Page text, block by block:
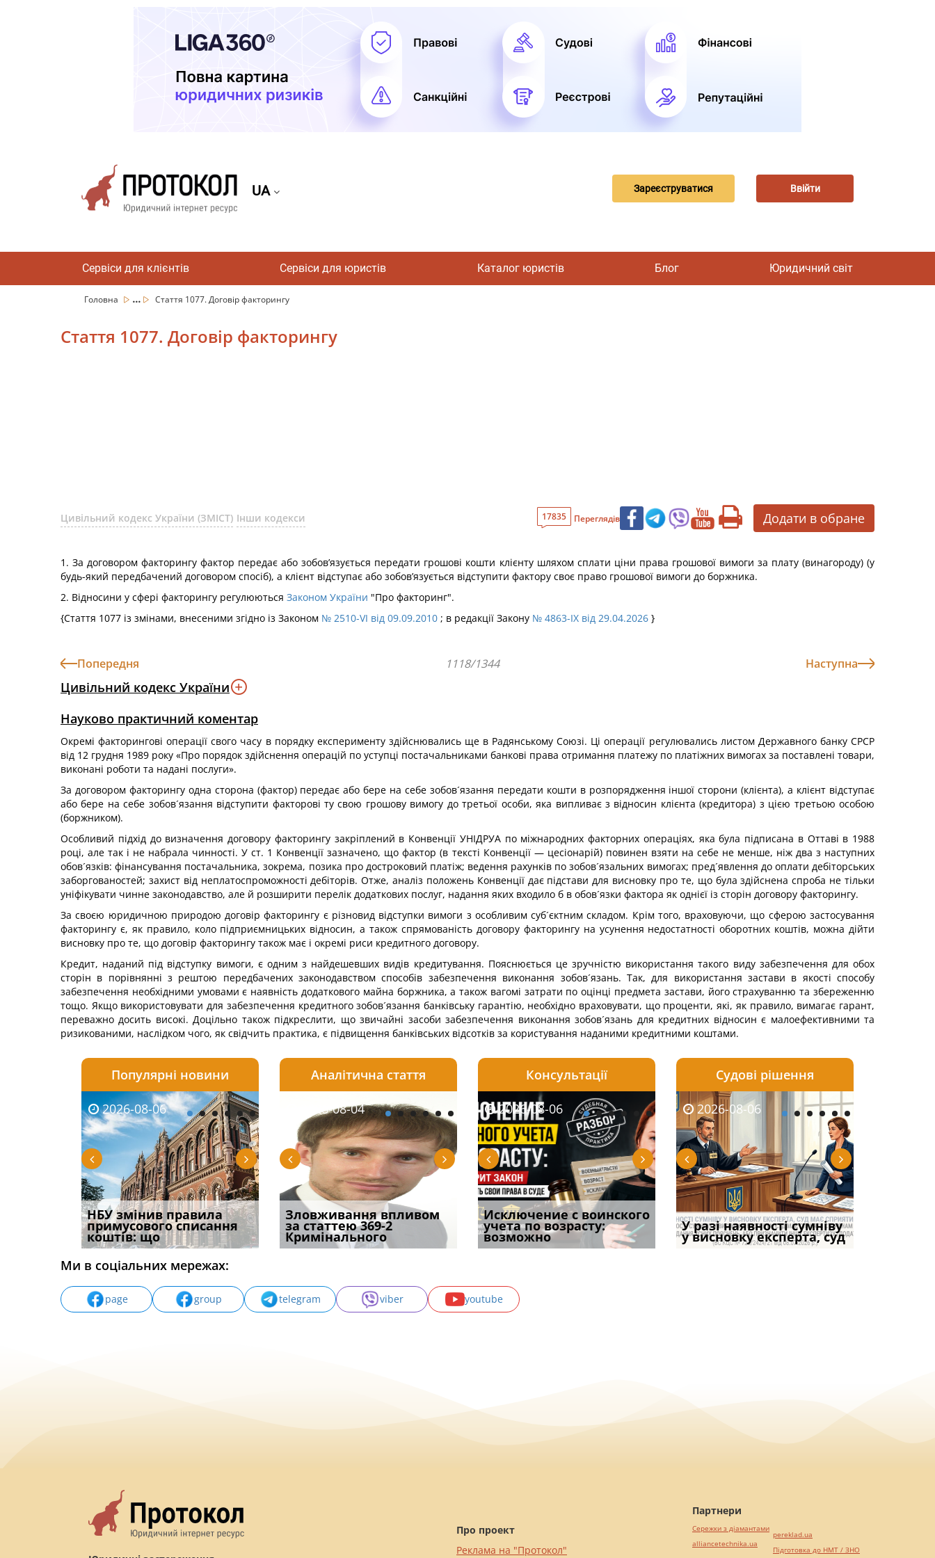
UA Зареєструватися Ввійти
Сервіси для клієнтів Сервіси для юристів Каталог юристів Блог Юридичний світ
Головна ... Стаття 1077. Договір факторингу
Стаття 1077. Договір факторингу
Цивільний кодекс України (ЗМІСТ) Інши кодекси 17835 Переглядів Додати в обране
1. За договором факторингу фактор передає або зобов’язується передати грошові кошти клієнту шляхом сплати ціни права грошової вимоги за плату (винагороду) (у
будь-який передбачений договором спосіб), а клієнт відступає або зобов’язується відступити фактору своє право грошової вимоги до боржника.
2. Відносини у сфері факторингу регулюються Законом України "Про факторинг".
{Стаття 1077 із змінами, внесеними згідно із Законом № 2510-VI від 09.09.2010 ; в редакції Закону № 4863-IX від 29.04.2026 }
Попередня 1118/1344 Наступна
Цивільний кодекс України
Науково практичний коментар
Окремі факторингові операції свого часу в порядку експерименту здійснювались ще в Радянському Союзі. Ці операції регулювались листом Державного банку СРСР
від 12 грудня 1989 року «Про порядок здійснення операцій по уступці постачальниками банкові права отримання платежу по платіжних вимогах за поставлені товари,
виконані роботи та надані послуги».
За договором факторингу одна сторона (фактор) передає або бере на себе зобов´язання передати кошти в розпорядження іншої сторони (клієнта), а клієнт відступає
або бере на себе зобов´язання відступити факторові ту свою грошову вимогу до третьої особи, яка випливає з відносин клієнта (кредитора) з цією третьою особою
(боржником).
Особливий підхід до визначення договору факторингу закріплений в Конвенції УНІДРУА по міжнародних факторних операціях, яка була підписана в Оттаві в 1988
році, але так і не набрала чинності. У ст. 1 Конвенції зазначено, що фактор (в тексті Конвенції — цесіонарій) повинен взяти на себе не менше, ніж два з наступних
обов´язків: фінансування постачальника, зокрема, позика про достроковий платіж; ведення рахунків по зобов´язальних вимогах; пред´явлення до оплати дебіторських
заборгованостей; захист від неплатоспроможності дебіторів. Отже, аналіз положень Конвенції дає підстави для висновку про те, що була здійснена спроба не тільки
уніфікувати чинне законодавство, але й розширити перелік додаткових послуг, надання яких входило б в обов´язки фактора як однієї із сторін договору факторингу.
За своєю юридичною природою договір факторингу є різновид відступки вимоги з особливим суб´єктним складом. Крім того, враховуючи, що сферою застосування
факторингу є, як правило, коло підприємницьких відносин, а також спрямованість договору факторингу на усунення недостатності оборотних коштів, можна дійти
висновку про те, що договір факторингу також має і окремі риси кредитного договору.
Кредит, наданий під відступку вимоги, є одним з найдешевших видів кредитування. Пояснюється це зручністю використання такого виду забезпечення для обох
сторін в порівнянні з рештою передбачених законодавством способів забезпечення виконання зобов´язань. Так, для використання застави в якості способу
забезпечення необхідними умовами є наявність додаткового майна боржника, а також вагомі затрати по оцінці предмета застави, його страхуванню та збереженню
тощо. Якщо використовувати для забезпечення кредитного зобов´язання банківську гарантію, необхідно враховувати, що проценти, які, як правило, вимагає гарант,
переважно досить високі. Доцільно також підкреслити, що звичайні засоби забезпечення виконання зобов´язань для кредитних відносин є малоефективними та
ризикованими, наслідком чого, як свідчить практика, є підвищення банківських відсотків за користування наданими кредитними коштами.
Популярні новини
2026-08-06
НБУ змінив правила
примусового списання
коштів: що
2026-08-06
Якщо суд встановив для
відшкодування шкоди
наявніс
2026-08-06
Документи, на яких не
проставляється
апостиль: пер
2026-08-05
Суд оштрафував
командира військової
частини за ігн
2026-08-05
Чоловік помер, але
позика
фраза «на
Аналітична стаття
2026-08-03
Водії можуть отримати
компенсацію за
незаконні дії
2026-08-04
Зловживання впливом
за статтею 369-2
Кримінального
2026-08-04
Переоформлення
відстрочки за іншою
підставою: нов
2026-08-03
Огляд практики ВС від
Ростислава Кравця, що
опублі
2026-08-03
ПРОБЛЕМА
ПРАКТИКИ», АБО
Консультації
2026-08-05
Особливості захисту у
кримінальному
провадженні: я
2026-08-06
Исключение с воинского
учета по возрасту:
возможно
2026-08-06
Спільне проживання без
шлюбу: особливості
доведенн
2026-08-06
Виключення з
військового
віком: чи
Судові рішення
2026-07-30
Восьмий ААС фактично
підтвердив, що ЦВЛК
може скас
2026-08-06
У разі наявності сумніву
у висновку експерта, суд
Ми в соціальних мережах:
page group telegram viber youtube
Про проект
Реклама на "Протокол"
Партнери
Сережки з діамантами
alliancetechnika.ua
pereklad.ua
Підготовка до НМТ / ЗНО